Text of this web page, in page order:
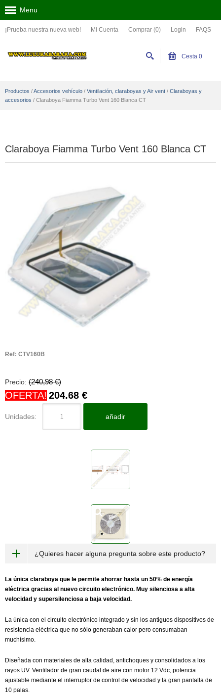
¡Prueba nuestra nueva web! Mi Cuenta Comprar (0) Login FAQS
Menu
Cesta 0
Productos /Accesorios vehículo / Ventilación, claraboyas y Air vent / Claraboyas y
accesorios / Claraboya Fiamma Turbo Vent 160 Blanca CT
Claraboya Fiamma Turbo Vent 160 Blanca CT
Ref: CTV160B
Precio: (240,98 €)
OFERTA! 204.68 €
Unidades: añadir
¿Quieres hacer alguna pregunta sobre este producto?
La única claraboya que le permite ahorrar hasta un 50% de energía
eléctrica gracias al nuevo circuito electrónico. Muy silenciosa a alta
velocidad y supersilenciosa a baja velocidad.
La única con el circuito electrónico integrado y sin los antiguos dispositivos de
resistencia eléctrica que no sólo generaban calor pero consumaban
muchísimo.
Diseñada con materiales de alta calidad, antichoques y consolidados a los
rayos UV. Ventilador de gran caudal de aire con motor 12 Vdc, potencia
ajustable mediante el interruptor de control de velocidad y la gran pantalla de
10 palas.